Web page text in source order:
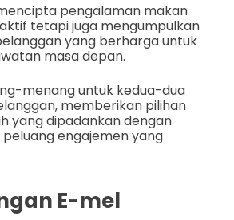
pengalaman makan
tetapi juga mengumpulkan
yang berharga untuk
masa depan.
menang untuk kedua-dua
memberikan pilihan
yang dipadankan dengan
engajemen yang
E-mel